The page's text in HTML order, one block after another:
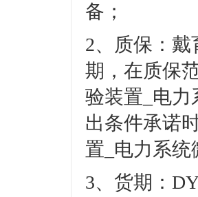
备；
2、质保：
期，在质保
验装置_电
出条件承诺
置_电力系
3、货期：